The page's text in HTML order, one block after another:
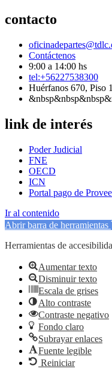
contacto
Contáctenos
9:00 a 14:00 hs
tel:+56227538300
Huérfanos 670, Piso
link de interés
Poder Judicial
FNE
OECD
ICN
Portal pago de
Ir al contenido
Abrir barra de herramientas
Herramientas de
Aumentar texto
Disminuir texto
Escala de grises
Alto contraste
Contraste negativo
Fondo claro
Subrayar enlaces
Fuente legible
Reiniciar